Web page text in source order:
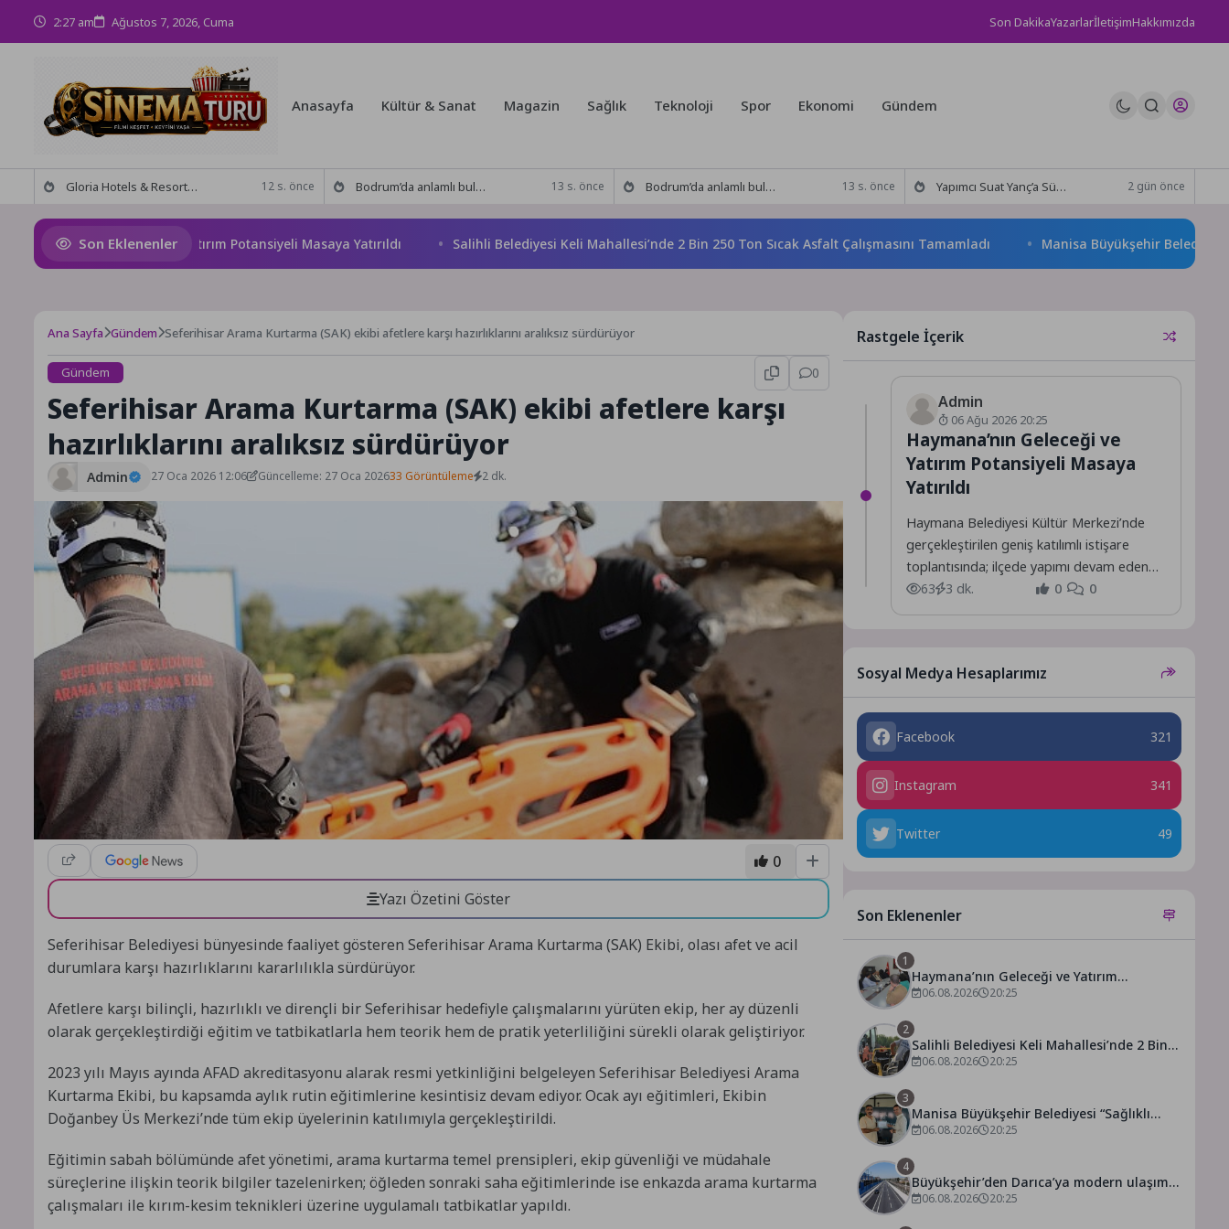
2:27 am Ağustos 7, 2026, Cuma Son DakikaYazarlarİletişimHakkımızda
Anasayfa Kültür & Sanat Magazin Sağlık Teknoloji Spor Ekonomi Gündem
Gloria Hotels & Resorts, Ödüllü bar Panda & Sons ile unutulmaz bir Miksoloji Gecesine İmza Attı 12 s. önce Bodrum’da anlamlı buluşma! Özgür Aras’ın çok konuşulan kitabı yeni baskısını Titanic Luxury Collection Bodrum’da kutladı 13 s. önce Bodrum’da anlamlı buluşma! Özgür Aras’ın çok konuşulan kitabı yeni baskısını Titanic Luxury Collection Bodrum’da kutladı 13 s. önce Yapımcı Suat Yanç’a Sürpriz Doğum Günü Kutlaması! 2 gün önce
Son Eklenenler
Geleceği ve Yatırım Potansiyeli Masaya Yatırıldı Salihli Belediyesi Keli Mahallesi’nde 2 Bin 250 Ton Sıcak Asfalt Çalışmasını Tamamladı Manisa Büyükşehir Belediyesi
Ana Sayfa Gündem Seferihisar Arama Kurtarma (SAK) ekibi afetlere karşı hazırlıklarını aralıksız sürdürüyor
Gündem 0
Seferihisar Arama Kurtarma (SAK) ekibi afetlere karşı
hazırlıklarını aralıksız sürdürüyor
Admin 27 Oca 2026 12:06 Güncelleme: 27 Oca 202633 Görüntüleme 2 dk.
0
Yazı Özetini Göster
Seferihisar Belediyesi bünyesinde faaliyet gösteren Seferihisar Arama Kurtarma (SAK) Ekibi, olası afet ve acil
durumlara karşı hazırlıklarını kararlılıkla sürdürüyor.
Afetlere karşı bilinçli, hazırlıklı ve dirençli bir Seferihisar hedefiyle çalışmalarını yürüten ekip, her ay düzenli
olarak gerçekleştirdiği eğitim ve tatbikatlarla hem teorik hem de pratik yeterliliğini sürekli olarak geliştiriyor.
2023 yılı Mayıs ayında AFAD akreditasyonu alarak resmi yetkinliğini belgeleyen Seferihisar Belediyesi Arama
Kurtarma Ekibi, bu kapsamda aylık rutin eğitimlerine kesintisiz devam ediyor. Ocak ayı eğitimleri, Ekibin
Doğanbey Üs Merkezi’nde tüm ekip üyelerinin katılımıyla gerçekleştirildi.
Eğitimin sabah bölümünde afet yönetimi, arama kurtarma temel prensipleri, ekip güvenliği ve müdahale
süreçlerine ilişkin teorik bilgiler tazelenirken; öğleden sonraki saha eğitimlerinde ise enkazda arama kurtarma
çalışmaları ile kırım-kesim teknikleri üzerine uygulamalı tatbikatlar yapıldı.
Rastgele İçerik
Admin
06 Ağu 2026 20:25
Haymana’nın Geleceği ve
Yatırım Potansiyeli Masaya
Yatırıldı
Haymana Belediyesi Kültür Merkezi’nde
gerçekleştirilen geniş katılımlı istişare
toplantısında; ilçede yapımı devam eden
projeler ile hayata geçirilmesi planlanan
yeni yatırımlar,...
63 3 dk. 0 0
Sosyal Medya Hesaplarımız
Facebook 321
Instagram 341
Twitter 49
Son Eklenenler
1
Haymana’nın Geleceği ve Yatırım
Potansiyeli Masaya Yatırıldı
06.08.2026 20:25
2
Salihli Belediyesi Keli Mahallesi’nde 2 Bin
250 Ton Sıcak Asfalt Çalışmasını
06.08.2026 20:25
3
Manisa Büyükşehir Belediyesi “Sağlıklı
İşyeri” Sertifikasını Aldı
06.08.2026 20:25
4
Büyükşehir’den Darıca’ya modern ulaşım
yatırımı
06.08.2026 20:25